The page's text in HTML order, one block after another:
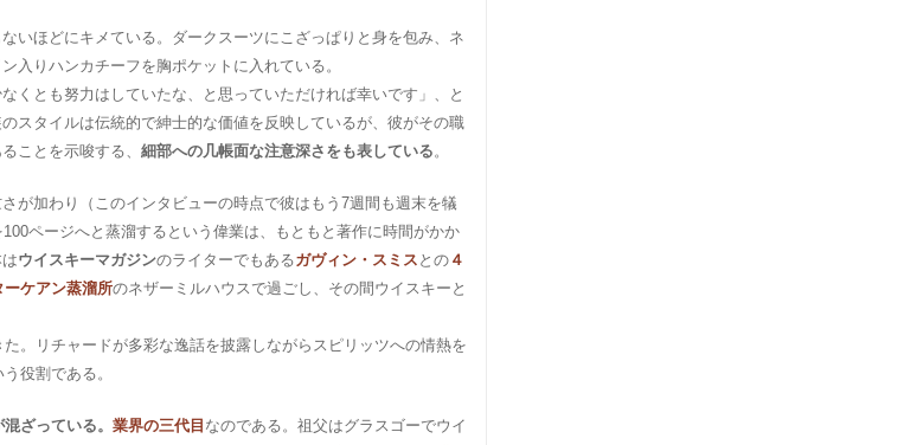
いほどにキメている。ダークスーツにこざっぱりと身を包み、ネ
入りハンカチーフを胸ポケットに入れている。
なくとも努力はしていたな、と思っていただければ幸いです」、と
スタイルは伝統的で紳士的な価値を反映しているが、彼がその職
ことを示唆する、 細部への几帳面な注意深さをも表している 。
が加わり（このインタビューの時点で彼はもう7週間も週末を犠
ページへと蒸溜するという偉業は、もともと著作に時間がかか
ウイスキーマガジンのライターでもあるガヴィン・スミス との ４
ーケアン蒸溜所のネザーミルハウスで過ごし、その間ウイスキーと
。リチャードが多彩な逸話を披露しながらスピリッツへの情熱を
役割である。
ざっている。 業界の三代目 なのである。祖父はグラスゴーでウイ